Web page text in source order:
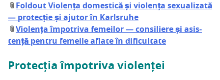
📎Fol­do­ut Vio­len­ța domes­ti­că și vio­len­ța sexu­a­li­za­tă
— pro­tec­ție și aju­tor în Karlsruhe
📎Vio­len­ța împo­tri­va feme­i­lor — con­si­li­e­re și asis­
ten­ță pen­tru feme­i­le afla­te în dificultate
Pro­tec­ția împo­tri­va violenței